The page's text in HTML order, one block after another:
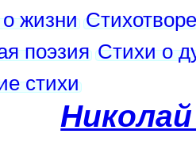
жизни
поэзия Стихи о
стихи